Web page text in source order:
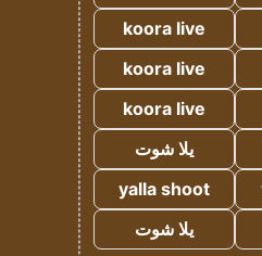
koora live
koora live
koora live
يلا شوت
yalla shoot
يلا شوت